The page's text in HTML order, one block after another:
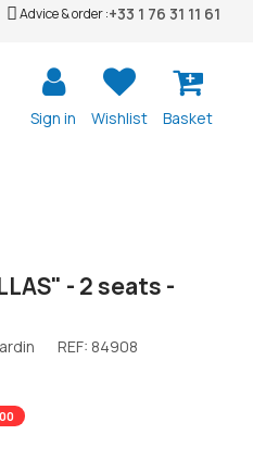
Advice & order :+33 1 76 31 11 61
Sign in Wishlist Basket
- 2 seats -
REF: 84908